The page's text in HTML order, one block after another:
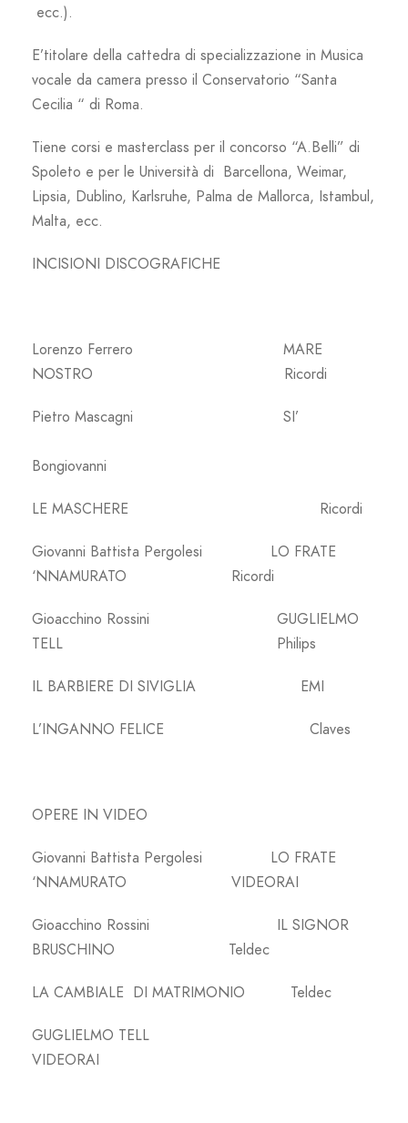
ecc.).
E’titolare della cattedra di specializzazione in Musica
vocale da camera presso il Conservatorio “Santa
Cecilia “ di Roma.
Tiene corsi e masterclass per il concorso “A.Belli” di
Spoleto e per le Università di Barcellona, Weimar,
Lipsia, Dublino, Karlsruhe, Palma de Mallorca, Istambul,
Malta, ecc.
INCISIONI DISCOGRAFICHE
Lorenzo Ferrero MARE
NOSTRO Ricordi
Pietro Mascagni SI’
Bongiovanni
LE MASCHERE Ricordi
Giovanni Battista Pergolesi LO FRATE
‘NNAMURATO Ricordi
Gioacchino Rossini GUGLIELMO
TELL Philips
IL BARBIERE DI SIVIGLIA EMI
L’INGANNO FELICE Claves
OPERE IN VIDEO
Giovanni Battista Pergolesi LO FRATE
‘NNAMURATO VIDEORAI
Gioacchino Rossini IL SIGNOR
BRUSCHINO Teldec
LA CAMBIALE DI MATRIMONIO Teldec
GUGLIELMO TELL
VIDEORAI